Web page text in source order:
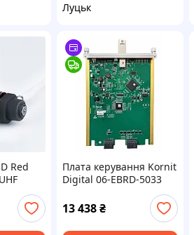
Луцьк
Red
Плата керування Kornit
Digital 06-EBRD-5033
REV:2 для текстильного
принтера оригінальна
заміна
13 438₴